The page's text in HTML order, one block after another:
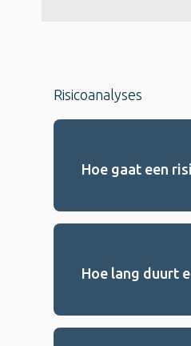
Risicoanalyses
Hoe gaat een
Hoe lang duurt